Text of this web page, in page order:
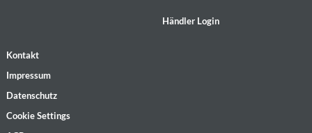
Händler Login
Kontakt
Impressum
Datenschutz
Cookie Settings